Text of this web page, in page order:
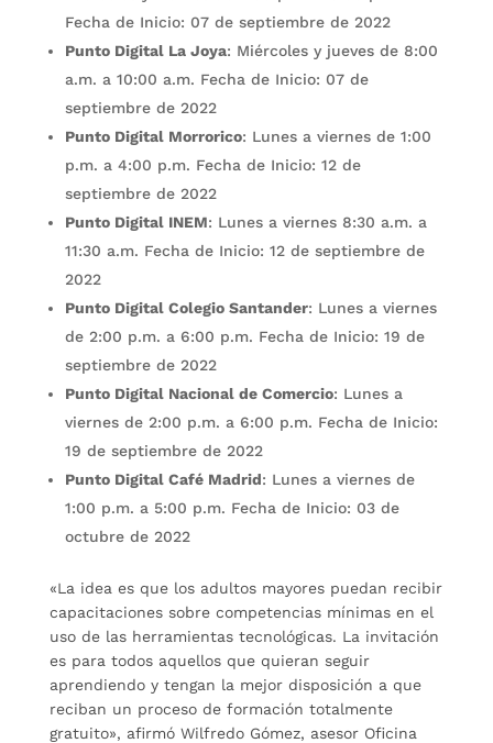
Fecha de Inicio: 07 de septiembre de 2022
Punto Digital La Joya: Miércoles y jueves de 8:00
a.m. a 10:00 a.m. Fecha de Inicio: 07 de
septiembre de 2022
Punto Digital Morrorico: Lunes a viernes de 1:00
p.m. a 4:00 p.m. Fecha de Inicio: 12 de
septiembre de 2022
Punto Digital INEM: Lunes a viernes 8:30 a.m. a
11:30 a.m. Fecha de Inicio: 12 de septiembre de
2022
Punto Digital Colegio Santander: Lunes a viernes
de 2:00 p.m. a 6:00 p.m. Fecha de Inicio: 19 de
septiembre de 2022
Punto Digital Nacional de Comercio: Lunes a
viernes de 2:00 p.m. a 6:00 p.m. Fecha de Inicio:
19 de septiembre de 2022
Punto Digital Café Madrid: Lunes a viernes de
1:00 p.m. a 5:00 p.m. Fecha de Inicio: 03 de
octubre de 2022
«La idea es que los adultos mayores puedan recibir
capacitaciones sobre competencias mínimas en el
uso de las herramientas tecnológicas. La invitación
es para todos aquellos que quieran seguir
aprendiendo y tengan la mejor disposición a que
reciban un proceso de formación totalmente
gratuito», afirmó Wilfredo Gómez, asesor Oficina